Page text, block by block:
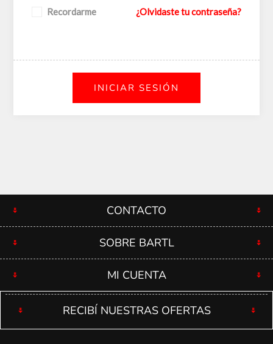
Recordarme ¿Olvidaste tu contraseña?
CONTACTO
SOBRE BARTL
MI CUENTA
RECIBÍ NUESTRAS OFERTAS